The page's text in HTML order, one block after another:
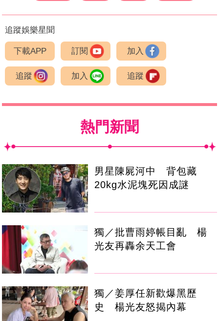
追蹤娛樂星聞
下載APP 訂閱 加入
追蹤 加入 追蹤
熱門新聞
男星陳屍河中 背包藏
20kg水泥塊死因成謎
獨／批曹雨婷帳目亂 楊
光友再轟余天工會
獨／姜厚任新歡爆黑歷
史 楊光友怒揭內幕